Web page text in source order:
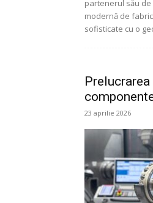
partenerul său de
modernă de
sofisticate cu o
23 aprilie 2026